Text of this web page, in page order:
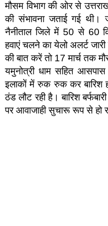
मौसम विभाग की ओर से
की संभावना जताई गई थी।
नैनीताल जिले में 50 से 60
हवाएं चलने का येलो अलर्ट
की बात करें तो 17 मार्च तक
यमुनोत्री धाम सहित आसपास
इलाकों में रुक रुक कर बारिश
ठंड लौट रही है। बारिश
पर आवाजाही सुचारू रूप से हो